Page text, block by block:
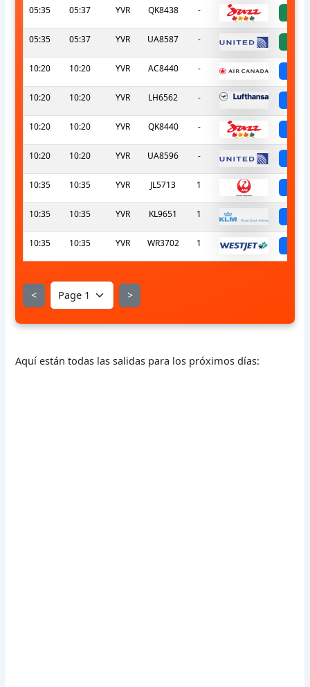
05:35 05:37 YVR QK8438 -
05:35 05:37 YVR UA8587 -
10:20 10:20 YVR AC8440 -
10:20 10:20 YVR LH6562 -
10:20 10:20 YVR QK8440 -
10:20 10:20 YVR UA8596 -
10:35 10:35 YVR JL5713 1
10:35 10:35 YVR KL9651 1
10:35 10:35 YVR WR3702 1
< >
Aquí están todas las salidas para los próximos días: